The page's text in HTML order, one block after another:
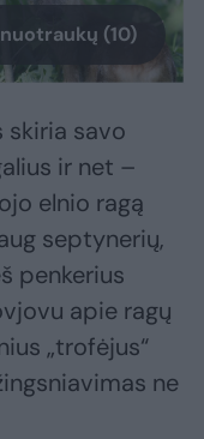
(10)
skiria savo
ir net –
elnio ragą
septynerių,
penkerius
apie ragų
„trofėjus“
ne